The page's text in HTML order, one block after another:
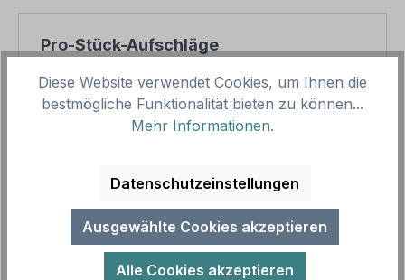
Pro-Stück-Aufschläge
Produktpreis
10,95 €
Zwischensumme
Gesamtpreis
10,95 €
Preise inkl. MwSt. zzgl. Versandkosten
Aufgrund von Neuberechnungen im Warenkorb sind
abweichende Endpreise möglich.
Diese Website verwendet Cookies, um Ihnen die
bestmögliche Funktionalität bieten zu können...
Mehr Informationen.
Datenschutzeinstellungen
Ausgewählte Cookies akzeptieren
Alle Cookies akzeptieren